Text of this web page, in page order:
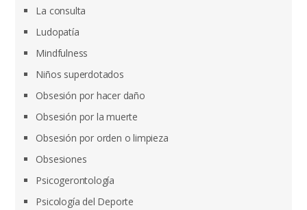
La consulta
Ludopatía
Mindfulness
Niños superdotados
Obsesión por hacer daño
Obsesión por la muerte
Obsesión por orden o limpieza
Obsesiones
Psicogerontología
Psicología del Deporte